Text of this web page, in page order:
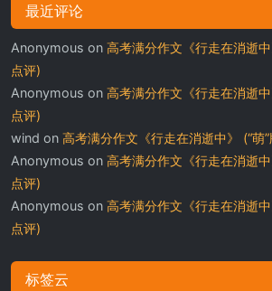
最近评论
Anonymous on 高考满分作文《行走在消逝
点评)
Anonymous on 高考满分作文《行走在消逝
点评)
wind on 高考满分作文《行走在消逝中》 (“萌
Anonymous on 高考满分作文《行走在消逝
点评)
Anonymous on 高考满分作文《行走在消逝
点评)
标签云